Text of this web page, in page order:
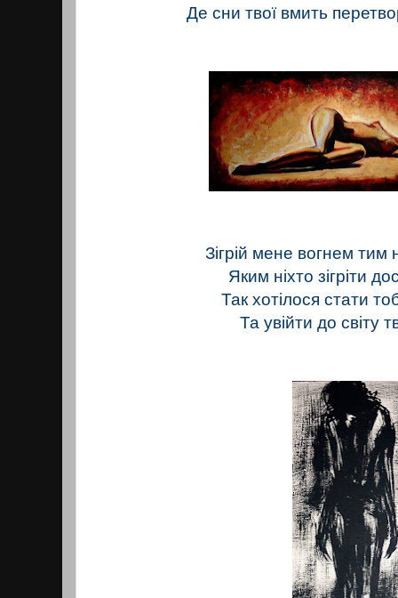
Де сни твої вмить
Зігрій мене вогнем тим
Яким ніхто зігріти
Так хотілося стати
Та увійти до світу